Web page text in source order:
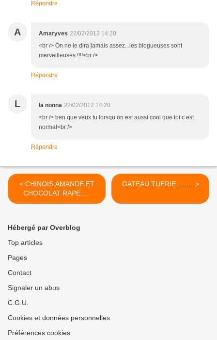
Répondre
A Amaryves 22/02/2012 14:20
<br /> On ne le dira jamais assez...les blogueuses sont
merveilleuses !!!!<br />
Répondre
L la nonna 22/02/2012 14:20
<br /> ben que veux tu lorsqu on est aussi cool que toi c est
normal<br />
Répondre
< CHINOIS AMANDE ET
CHOCOLAT RAPE.....
GATEAU TUERIE......... >
Hébergé par Overblog
Top articles
Pages
Contact
Signaler un abus
C.G.U.
Cookies et données personnelles
Préférences cookies